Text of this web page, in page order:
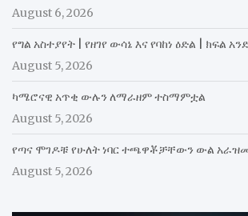
August 6, 2026
የግል አስተያየት | የዘገየ ውሳኔ እና የባከነ ዕድል | ክፍል
August 5, 2026
ካሜሮናዊ አጥቂ ውሉን ለማራዘም ተስማምቷል
August 5, 2026
የጣና ሞገዶቹ የሁለት ነባር ተጫዋቾቻቸውን ውል
August 5, 2026